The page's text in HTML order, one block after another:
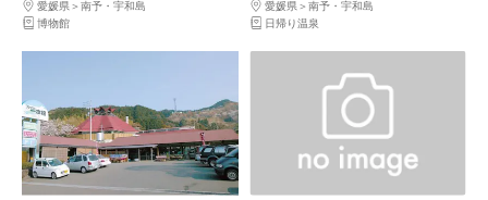
愛媛県
南予・宇和島
博物館
愛媛県
南予・宇和島
日帰り温泉